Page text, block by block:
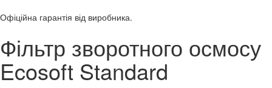
Офіційна гарантія від виробника.
Фільтр зворотного осмосу
Ecosoft Standard